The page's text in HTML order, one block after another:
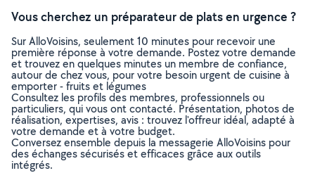
Vous cherchez un préparateur de plats en urgence ?
Sur AlloVoisins, seulement 10 minutes pour recevoir une
première réponse à votre demande. Postez votre demande
et trouvez en quelques minutes un membre de confiance,
autour de chez vous, pour votre besoin urgent de cuisine à
emporter - fruits et légumes
Consultez les profils des membres, professionnels ou
particuliers, qui vous ont contacté. Présentation, photos de
réalisation, expertises, avis : trouvez l'offreur idéal, adapté à
votre demande et à votre budget.
Conversez ensemble depuis la messagerie AlloVoisins pour
des échanges sécurisés et efficaces grâce aux outils
intégrés.